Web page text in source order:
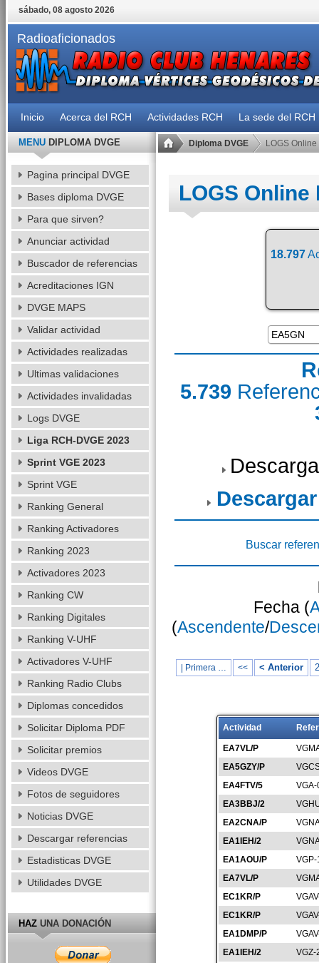
sábado, 08 agosto 2026
Radioaficionados
Inicio Acerca del RCH Actividades RCH La sede del RCH
Diploma DVGE LOGS Online
LOGS Online
18.797
5.739
Buscar
Fecha (
(Ascendente/
| Primera … << < Anterior
Actividad
EA7VL/P
EA5GZY/P
EA4FTV/5
VGA-
EA3BBJ/2
EA2CNA/P
EA1IEH/2
EA1AOU/P
EA7VL/P
EC1KR/P
EC1KR/P
EA1DMP/P
EA1IEH/2
VGZ-
MENUDIPLOMA DVGE
Pagina principal DVGE
Bases diploma DVGE
Para que sirven?
Anunciar actividad
Buscador de referencias
Acreditaciones IGN
DVGE MAPS
Validar actividad
Actividades realizadas
Ultimas validaciones
Actividades invalidadas
Logs DVGE
Liga RCH-DVGE 2023
Sprint VGE 2023
Sprint VGE
Ranking General
Ranking Activadores
Ranking 2023
Activadores 2023
Ranking CW
Ranking Digitales
Ranking V-UHF
Activadores V-UHF
Ranking Radio Clubs
Diplomas concedidos
Solicitar Diploma PDF
Solicitar premios
Videos DVGE
Fotos de seguidores
Noticias DVGE
Descargar referencias
Estadisticas DVGE
Utilidades DVGE
HAZUNA DONACIÓN